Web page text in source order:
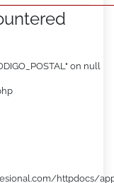
on null
httpdocs/